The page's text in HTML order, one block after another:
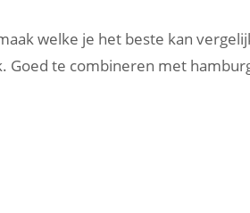
welke je het beste kan
te combineren met